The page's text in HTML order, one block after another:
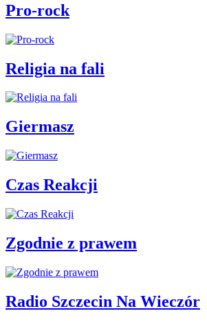
Pro-rock
Religia na fali
Giermasz
Czas Reakcji
Zgodnie z prawem
Radio Szczecin Na Wieczór